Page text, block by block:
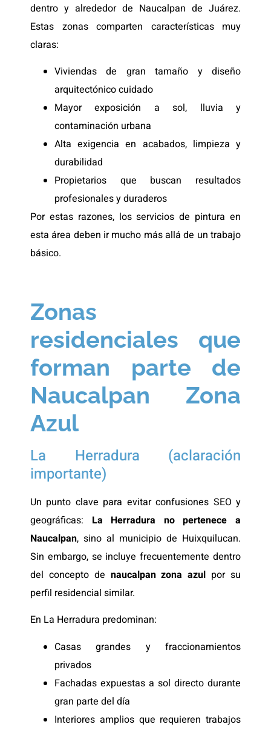
dentro y alrededor de Naucalpan de Juárez.
Estas zonas comparten características muy
claras:
Viviendas de gran tamaño y diseño
arquitectónico cuidado
Mayor exposición a sol, lluvia y
contaminación urbana
Alta exigencia en acabados, limpieza y
durabilidad
Propietarios que buscan resultados
profesionales y duraderos
Por estas razones, los servicios de pintura en
esta área deben ir mucho más allá de un trabajo
básico.
Zonas
residenciales que
forman parte de
Naucalpan Zona
Azul
La Herradura (aclaración
importante)
Un punto clave para evitar confusiones SEO y
geográficas: La Herradura no pertenece a
Naucalpan, sino al municipio de Huixquilucan.
Sin embargo, se incluye frecuentemente dentro
del concepto de naucalpan zona azul por su
perfil residencial similar.
En La Herradura predominan:
Casas grandes y fraccionamientos
privados
Fachadas expuestas a sol directo durante
gran parte del día
Interiores amplios que requieren trabajos